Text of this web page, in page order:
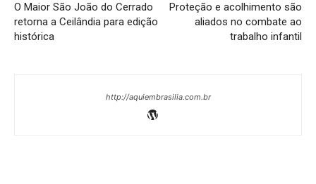
O Maior São João do Cerrado
retorna a Ceilândia para edição
histórica
Proteção e acolhimento são
aliados no combate ao
trabalho infantil
http://aquiembrasilia.com.br